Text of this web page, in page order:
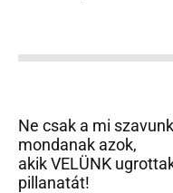
Ne csak a mi
mondanak azok,
akik VELÜNK
pillanatát!